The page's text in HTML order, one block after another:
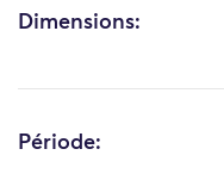
Dimensions:
Période: